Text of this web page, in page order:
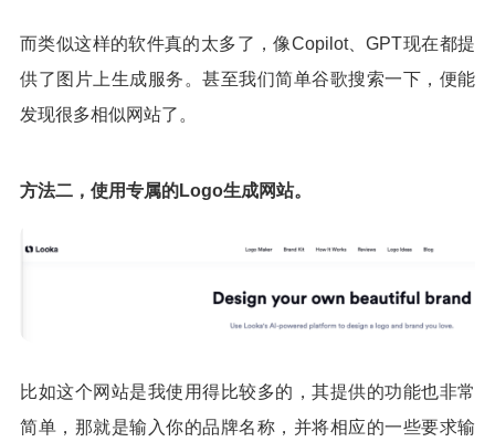
而类似这样的软件真的太多了，像Copilot、GPT现在都提
供了图片上生成服务。甚至我们简单谷歌搜索一下，便能
发现很多相似网站了。
方法二，使用专属的Logo生成网站。
比如这个网站是我使用得比较多的，其提供的功能也非常
简单，那就是输入你的品牌名称，并将相应的一些要求输